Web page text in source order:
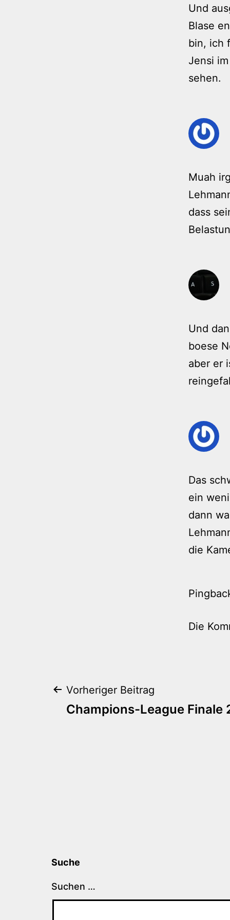
Und
Blase
bin, ich
Jensi
sehen.
Muah
dass
Und
boese
aber er
Das
ein
dann
die
Die
Vorheriger Beitrag
Champions-League Finale
Suche
Suchen …